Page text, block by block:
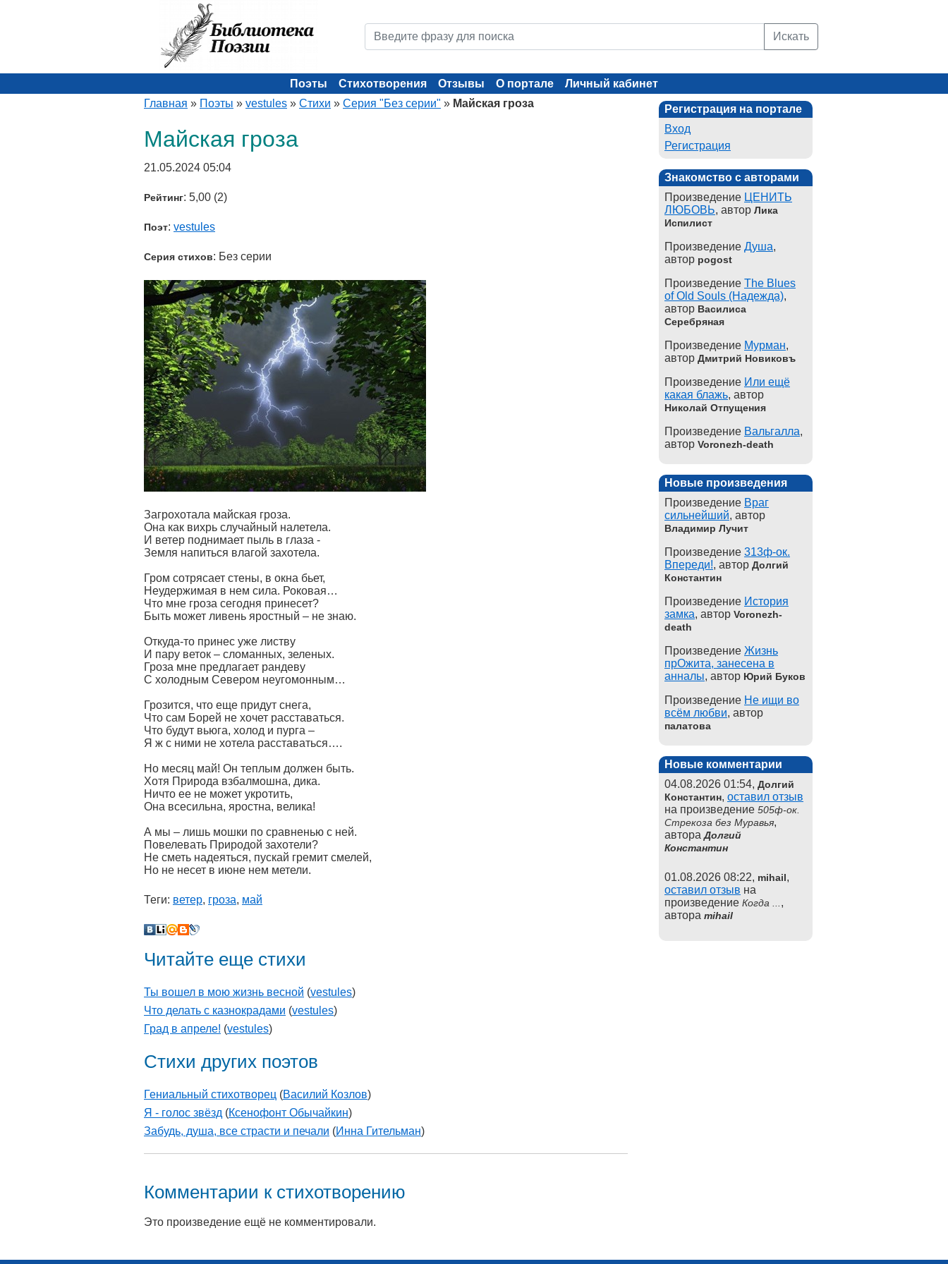
Искать
Поэты Стихотворения Отзывы О портале
Личный кабинет
Главная » Поэты » vestules » Стихи » Серия "Без серии" » Майская гроза
Майская гроза
21.05.2024 05:04
Рейтинг: 5,00 (2)
Поэт: vestules
Серия стихов: Без серии
Загрохотала майская гроза.
Она как вихрь случайный налетела.
И ветер поднимает пыль в глаза -
Земля напиться влагой захотела.
Гром сотрясает стены, в окна бьет,
Неудержимая в нем сила. Роковая…
Что мне гроза сегодня принесет?
Быть может ливень яростный – не знаю.
Откуда-то принес уже листву
И пару веток – сломанных, зеленых.
Гроза мне предлагает рандеву
С холодным Севером неугомонным…
Грозится, что еще придут снега,
Что сам Борей не хочет расставаться.
Что будут вьюга, холод и пурга –
Я ж с ними не хотела расставаться….
Но месяц май! Он теплым должен быть.
Хотя Природа взбалмошна, дика.
Ничто ее не может укротить,
Она всесильна, яростна, велика!
А мы – лишь мошки по сравненью с ней.
Повелевать Природой захотели?
Не сметь надеяться, пускай гремит смелей,
Но не несет в июне нем метели.
Теги: ветер, гроза, май
Читайте еще стихи
Ты вошел в мою жизнь весной (vestules)
Что делать с казнокрадами (vestules)
Град в апреле! (vestules)
Стихи других поэтов
Гениальный стихотворец (Василий Козлов)
Я - голос звёзд (Ксенофонт Обычайкин)
Забудь, душа, все страсти и печали (Инна Гительман)
Комментарии к стихотворению
Это произведение ещё не комментировали.
Регистрация на портале
Вход
Регистрация
Знакомство с авторами
Произведение ЦЕНИТЬ
ЛЮБОВЬ, автор Лика
Испилист
Произведение Душа,
автор pogost
Произведение The Blues
of Old Souls (Надежда),
автор Василиса
Серебряная
Произведение Мурман,
автор Дмитрий Новиковъ
Произведение Или ещё
какая блажь, автор
Николай Отпущения
Произведение Вальгалла,
автор Voronezh-death
Новые произведения
Произведение Враг
сильнейший, автор
Владимир Лучит
Произведение 313ф-ок.
Впереди!, автор Долгий
Константин
Произведение История
замка, автор Voronezh-
death
Произведение Жизнь
прОжита, занесена в
анналы, автор Юрий Буков
Произведение Не ищи во
всём любви, автор
палатова
Новые комментарии
04.08.2026 01:54, Долгий
Константин, оставил отзыв
на произведение 505ф-ок.
Стрекоза без Муравья,
автораДолгий
Константин
01.08.2026 08:22, mihail,
оставил отзыв на
произведение Когда ... ,
автора mihail